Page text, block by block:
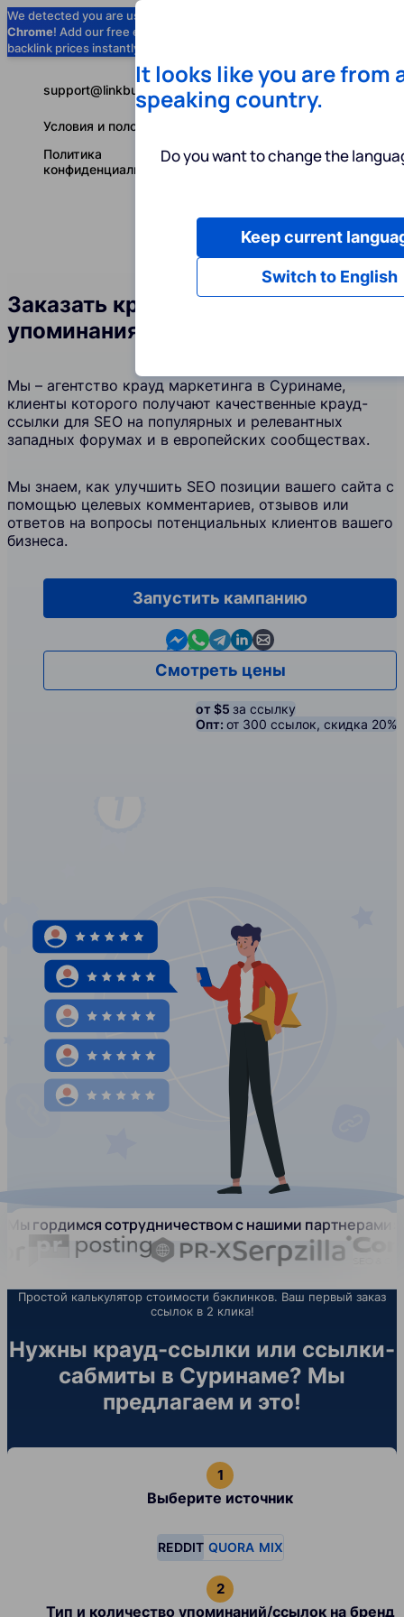
We detected you are using
Chrome! Add our free extension to check
backlink prices instantly as you browse.
Услуги
Русский
support@linkbuilder.com
Условия и положения
Политика
конфиденциальности
Заказать крауд-ссылки и
упоминания бренда в Суринаме
Мы – агентство крауд маркетинга в Суринаме,
клиенты которого получают качественные крауд-
ссылки для SEO на популярных и релевантных
западных форумах и в европейских сообществах.
Мы знаем, как улучшить SEO позиции вашего сайта с
помощью целевых комментариев, отзывов или
ответов на вопросы потенциальных клиентов вашего
бизнеса.
Запустить кампанию
Contact us in Messenger
Contact us in WhatsApp
Contact us in Telegram
Contact us in Linkedin
Contact us by email
Смотреть цены
от $5 за ссылку
Опт: от 300 ссылок, скидка 20%
Мы гордимся сотрудничеством с нашими партнерами:
Простой калькулятор стоимости бэклинков. Ваш первый заказ
ссылок в 2 клика!
Нужны крауд-ссылки или ссылки-
сабмиты в Суринаме? Мы
предлагаем и это!
Выберите источник
REDDIT QUORA MIX
Тип и количество упоминаний/ссылок на бренд
It looks like you are from
speaking country.
Do you want to change the
Switch to English
Keep current